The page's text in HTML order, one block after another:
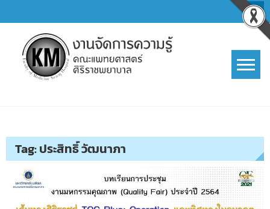
to
content
Tag:ประสิทธิ์ วัฒนาภา